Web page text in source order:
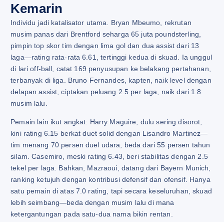
Kemarin
Individu jadi katalisator utama. Bryan Mbeumo, rekrutan
musim panas dari Brentford seharga 65 juta poundsterling,
pimpin top skor tim dengan lima gol dan dua assist dari 13
laga—rating rata-rata 6.61, tertinggi kedua di skuad. Ia unggul
di lari off-ball, catat 169 penyusupan ke belakang pertahanan,
terbanyak di liga. Bruno Fernandes, kapten, naik level dengan
delapan assist, ciptakan peluang 2.5 per laga, naik dari 1.8
musim lalu.
Pemain lain ikut angkat: Harry Maguire, dulu sering disorot,
kini rating 6.15 berkat duet solid dengan Lisandro Martinez—
tim menang 70 persen duel udara, beda dari 55 persen tahun
silam. Casemiro, meski rating 6.43, beri stabilitas dengan 2.5
tekel per laga. Bahkan, Mazraoui, datang dari Bayern Munich,
ranking ketujuh dengan kontribusi defensif dan ofensif. Hanya
satu pemain di atas 7.0 rating, tapi secara keseluruhan, skuad
lebih seimbang—beda dengan musim lalu di mana
ketergantungan pada satu-dua nama bikin rentan.